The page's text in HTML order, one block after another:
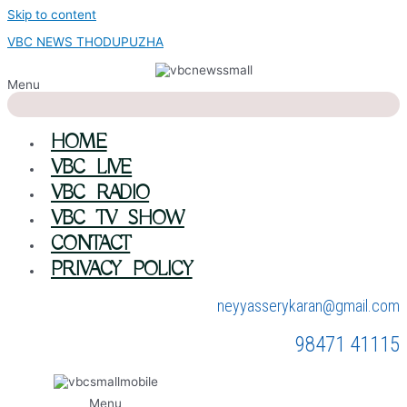
Skip to content
VBC NEWS THODUPUZHA
Menu
HOME
VBC LIVE
VBC RADIO
VBC TV SHOW
CONTACT
PRIVACY POLICY
neyyasserykaran@gmail.com
98471 41115
Menu